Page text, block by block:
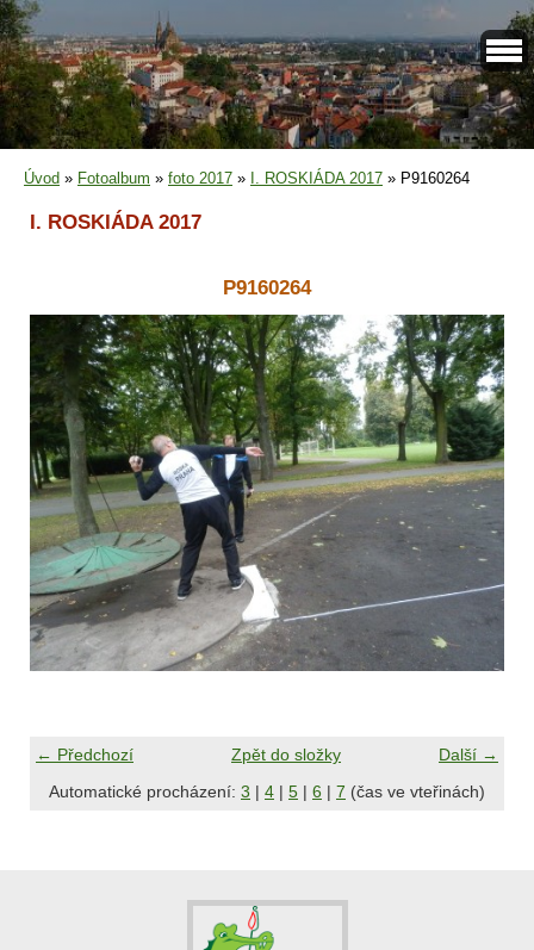
Úvod » Fotoalbum » foto 2017 » I. ROSKIÁDA 2017 » P9160264
I. ROSKIÁDA 2017
P9160264
← Předchozí Další →
Zpět do složky
Automatické procházení: 3 | 4 | 5 | 6 | 7 (čas ve vteřinách)